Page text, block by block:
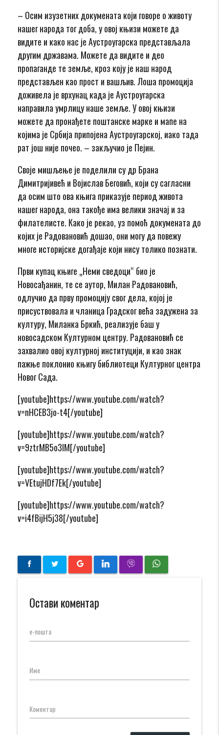
– Осим изузетних докумената који говоре о животу
нашег народа тог доба, у овој књизи можете да
видите и како нас је Аустроугарска представљала
другим државама. Можете да видите и део
пропаганде те земље, кроз коју је наш народ
представљен као прост и вашљив. Лоша промоција
доживела је врхунац када је Аустроугарска
направила умрлицу наше земље. У овој књизи
можете да пронађете поштанске марке и мапе на
којима је Србија припојена Аустроугарској, иако тада
рат још није почео. – закључио је Пејин.
Своје мишљење је поделили су др Брана
Димитријивећ и Војислав Беговић, који су сагласни
да осим што ова књига приказује период живота
нашег народа, она такође има велики значај и за
филателисте. Како је рекао, уз помоћ докумената до
којих је Радовановић дошао, они могу да повежу
многе историјске догађаје који нису толико познати.
Први купац књиге „Неми сведоци“ био је
Новосађанин, те се аутор, Милан Радовановић,
одлучио да прву промоцију свог дела, којој је
присуствовала и чланица Градског већа задужена за
културу, Миланка Бркић, реализује баш у
новосадском Културном центру. Радовановић се
захвалио овој културној институцији, и као знак
пажње поклонио књигу библиотеци Културног центра
Новог Сада.
[youtube]https://www.youtube.com/watch?
v=nHCEB3jo-t4[/youtube]
[youtube]https://www.youtube.com/watch?
v=9ztrMB5o3IM[/youtube]
[youtube]https://www.youtube.com/watch?
v=VEtujHDf7Ek[/youtube]
[youtube]https://www.youtube.com/watch?
v=i4fBijH5j38[/youtube]
Остави коментар
е-пошта
Име
Коментар